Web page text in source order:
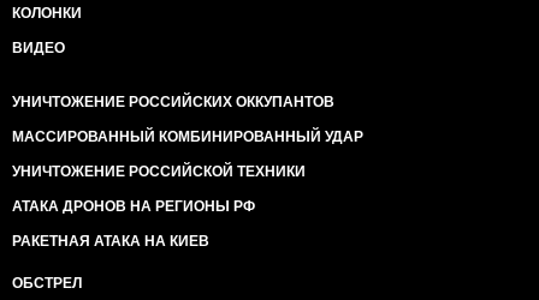
КОЛОНКИ
ВИДЕО
УНИЧТОЖЕНИЕ РОССИЙСКИХ ОККУПАНТОВ
МАССИРОВАННЫЙ КОМБИНИРОВАННЫЙ УДАР
УНИЧТОЖЕНИЕ РОССИЙСКОЙ ТЕХНИКИ
АТАКА ДРОНОВ НА РЕГИОНЫ РФ
РАКЕТНАЯ АТАКА НА КИЕВ
ОБСТРЕЛ